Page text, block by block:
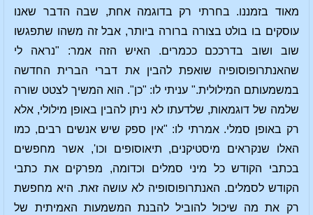
מאוד בזמננו. בחרתי רק בדוגמה אחת, שבה הדבר שאנו
עוסקים בו בולט בצורה ברורה ביותר, אבל זה משהו שתפגשו
שוב ושוב בדרככם ככמרים. האיש הזה אמר: "נראה לי
שהאנתרופוסופיה שואפת להבין את דברי הברית החדשה
במשמעותם המילולית." עניתי לו: "כן". הוא המשיך לצטט שורה
שלמה של דוגמאות, שלדעתו לא ניתן להבין באופן מילולי, אלא
רק באופן סמלי. אמרתי לו: "אין ספק שיש אנשים רבים, כמו
האלו שנקראים מיסטיקנים, תיאוסופים וכו', אשר מחפשים
בכתבי הקודש כל מיני סמלים וכדומה, מפרקים את כתבי
הקודש לסמלים. האנתרופוסופיה לא עושה זאת. היא מחפשת
רק את מה שיכול להוביל להבנת המשמעות האמיתית של